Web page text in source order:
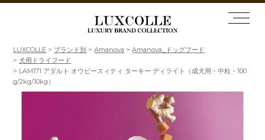
LUXCOLLE ブランド別 Amanova
Amanova_ドッグフード
犬用ドライフード
LAM171 アダルト オウビースィティ ターキー ディライト（成犬用・中粒・100
g/2kg/10kg）